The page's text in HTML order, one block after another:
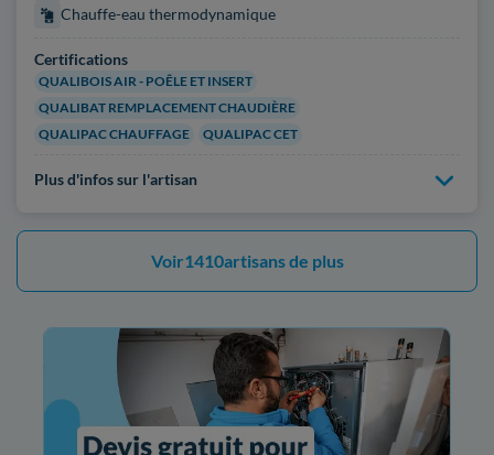
Chauffe-eau thermodynamique
Certifications
QUALIBOIS AIR - POÊLE ET INSERT
QUALIBAT REMPLACEMENT CHAUDIÈRE
QUALIPAC CHAUFFAGE
QUALIPAC CET
Plus d'infos sur l'artisan
Voir1410artisans de plus